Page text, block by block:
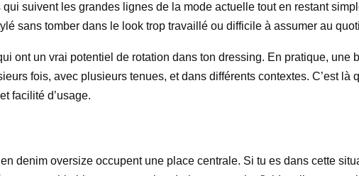
suivent les grandes lignes de la mode actuelle tout en restant
sans tomber dans le look trop travaillé ou difficile à assumer au
ont un vrai potentiel de rotation dans ton dressing. En pratique, une
fois, avec plusieurs tenues, et dans différents contextes. C’est là
facilité d’usage.
denim oversize occupent une place centrale. Si tu es dans cette